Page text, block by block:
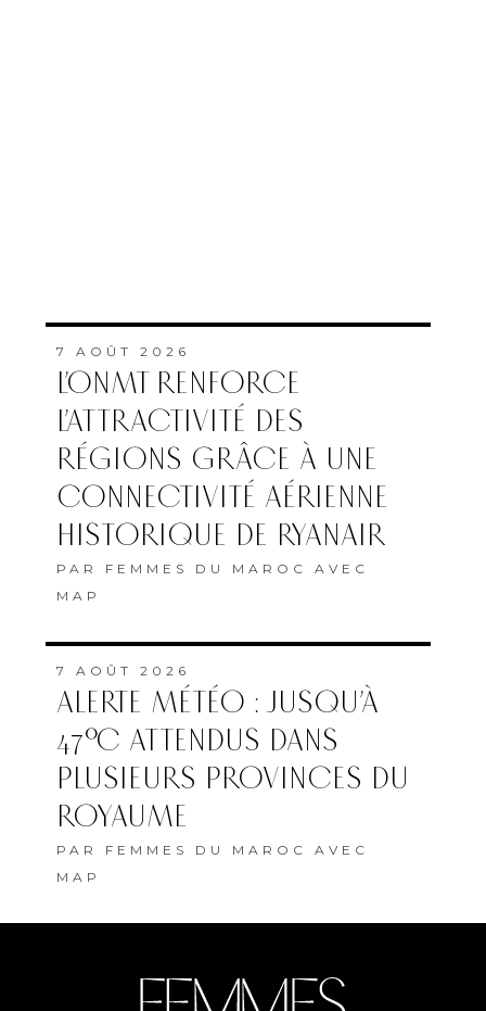
7 AOÛT 2026
L’ONMT RENFORCE
L’ATTRACTIVITÉ DES
RÉGIONS GRÂCE À UNE
CONNECTIVITÉ AÉRIENNE
HISTORIQUE DE RYANAIR
PAR FEMMES DU MAROC AVEC
MAP
7 AOÛT 2026
ALERTE MÉTÉO : JUSQU’À
47°C ATTENDUS DANS
PLUSIEURS PROVINCES DU
ROYAUME
PAR FEMMES DU MAROC AVEC
MAP